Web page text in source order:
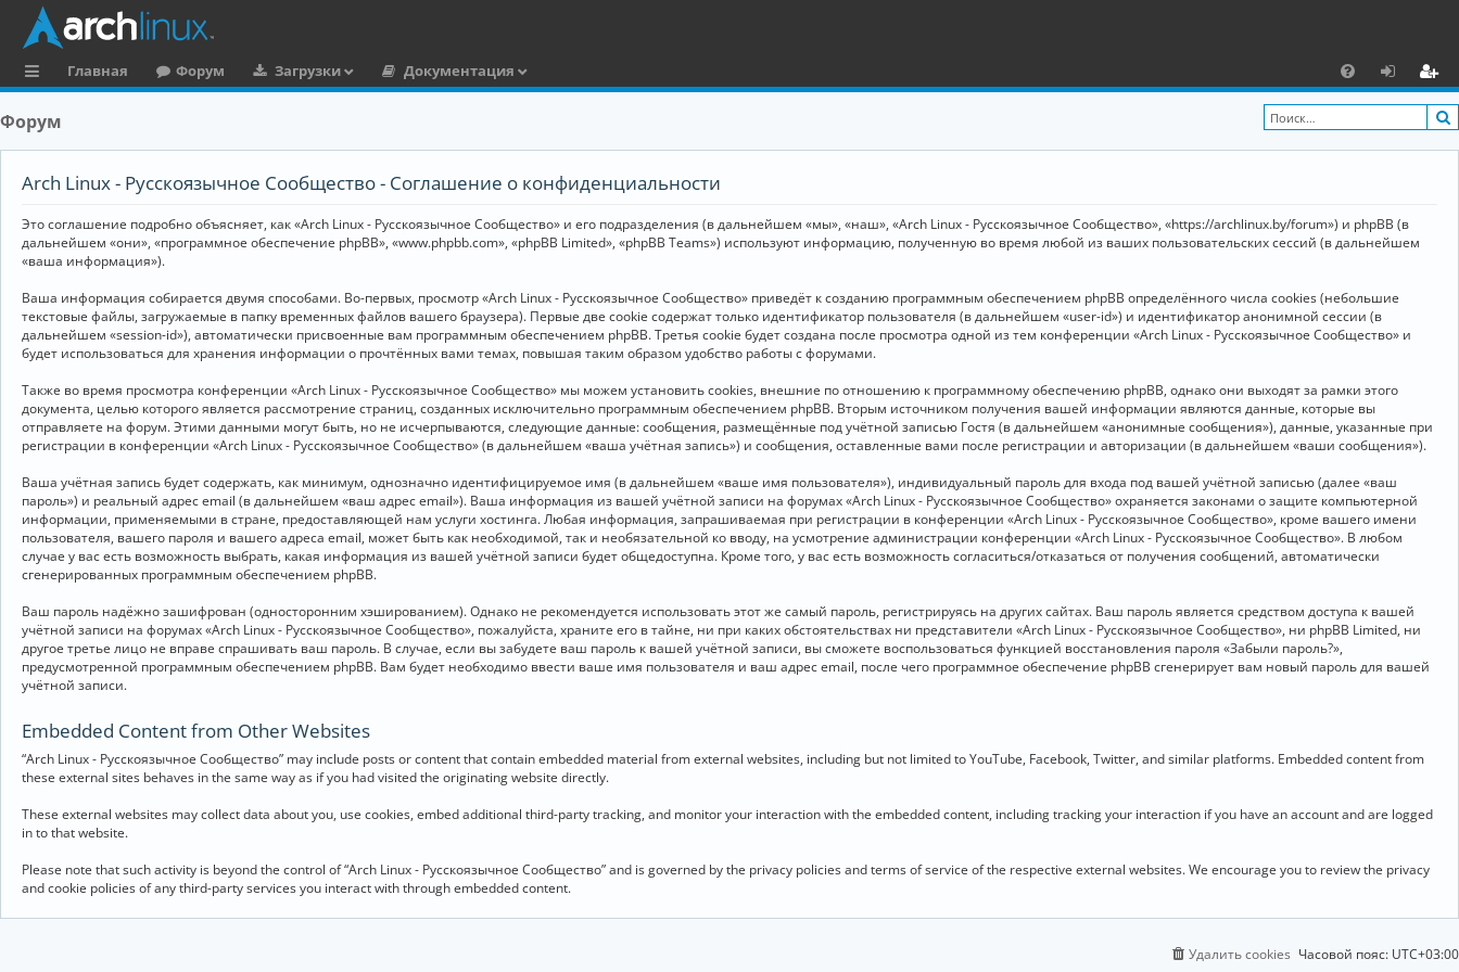
ы
и
Главная Форум Загрузки
Документация
F
A
х
о
ег
и
Форум
Arch Linux - Русскоязычное Сообщество - Соглашение о конфиденциальности
Это соглашение подробно объясняет, как «Arch Linux - Русскоязычное Сообщество» и его подразделения (в дальнейшем «мы», «наш», «Arch Linux - Русскоязычное Сообщество», «https://archlinux.by/forum») и phpBB (в
дальнейшем «они», «программное обеспечение phpBB», «www.phpbb.com», «phpBB Limited», «phpBB Teams») используют информацию, полученную во время любой из ваших пользовательских сессий (в дальнейшем
«ваша информация»).
Ваша информация собирается двумя способами. Во-первых, просмотр «Arch Linux - Русскоязычное Сообщество» приведёт к созданию программным обеспечением phpBB определённого числа cookies (небольшие
текстовые файлы, загружаемые в папку временных файлов вашего браузера). Первые две cookie содержат только идентификатор пользователя (в дальнейшем «user-id») и идентификатор анонимной сессии (в
дальнейшем «session-id»), автоматически присвоенные вам программным обеспечением phpBB. Третья cookie будет создана после просмотра одной из тем конференции «Arch Linux - Русскоязычное Сообщество» и
будет использоваться для хранения информации о прочтённых вами темах, повышая таким образом удобство работы с форумами.
Также во время просмотра конференции «Arch Linux - Русскоязычное Сообщество» мы можем установить cookies, внешние по отношению к программному обеспечению phpBB, однако они выходят за рамки этого
документа, целью которого является рассмотрение страниц, созданных исключительно программным обеспечением phpBB. Вторым источником получения вашей информации являются данные, которые вы
отправляете на форум. Этими данными могут быть, но не исчерпываются, следующие данные: сообщения, размещённые под учётной записью Гостя (в дальнейшем «анонимные сообщения»), данные, указанные при
регистрации в конференции «Arch Linux - Русскоязычное Сообщество» (в дальнейшем «ваша учётная запись») и сообщения, оставленные вами после регистрации и авторизации (в дальнейшем «ваши сообщения»).
Ваша учётная запись будет содержать, как минимум, однозначно идентифицируемое имя (в дальнейшем «ваше имя пользователя»), индивидуальный пароль для входа под вашей учётной записью (далее «ваш
пароль») и реальный адрес email (в дальнейшем «ваш адрес email»). Ваша информация из вашей учётной записи на форумах «Arch Linux - Русскоязычное Сообщество» охраняется законами о защите компьютерной
информации, применяемыми в стране, предоставляющей нам услуги хостинга. Любая информация, запрашиваемая при регистрации в конференции «Arch Linux - Русскоязычное Сообщество», кроме вашего имени
пользователя, вашего пароля и вашего адреса email, может быть как необходимой, так и необязательной ко вводу, на усмотрение администрации конференции «Arch Linux - Русскоязычное Сообщество». В любом
случае у вас есть возможность выбрать, какая информация из вашей учётной записи будет общедоступна. Кроме того, у вас есть возможность согласиться/отказаться от получения сообщений, автоматически
сгенерированных программным обеспечением phpBB.
Ваш пароль надёжно зашифрован (односторонним хэшированием). Однако не рекомендуется использовать этот же самый пароль, регистрируясь на других сайтах. Ваш пароль является средством доступа к вашей
учётной записи на форумах «Arch Linux - Русскоязычное Сообщество», пожалуйста, храните его в тайне, ни при каких обстоятельствах ни представители «Arch Linux - Русскоязычное Сообщество», ни phpBB Limited, ни
другое третье лицо не вправе спрашивать ваш пароль. В случае, если вы забудете ваш пароль к вашей учётной записи, вы сможете воспользоваться функцией восстановления пароля «Забыли пароль?»,
предусмотренной программным обеспечением phpBB. Вам будет необходимо ввести ваше имя пользователя и ваш адрес email, после чего программное обеспечение phpBB сгенерирует вам новый пароль для вашей
учётной записи.
Embedded Content from Other Websites
“Arch Linux - Русскоязычное Сообщество” may include posts or content that contain embedded material from external websites, including but not limited to YouTube, Facebook, Twitter, and similar platforms. Embedded content from
these external sites behaves in the same way as if you had visited the originating website directly.
These external websites may collect data about you, use cookies, embed additional third-party tracking, and monitor your interaction with the embedded content, including tracking your interaction if you have an account and are logged
in to that website.
Please note that such activity is beyond the control of “Arch Linux - Русскоязычное Сообщество” and is governed by the privacy policies and terms of service of the respective external websites. We encourage you to review the privacy
and cookie policies of any third-party services you interact with through embedded content.
Часовой пояс: UTC+03:00
Удалить cookies